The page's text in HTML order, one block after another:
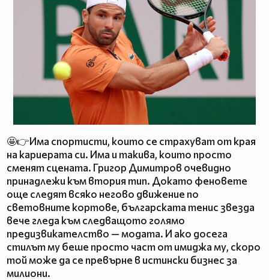
🤩👉Има спортисти, които се страхуват от края
на кариерата си. Има и такива, които просто
сменят сцената. Григор Димитров очевидно
принадлежи към втория тип. Докато феновете
още следят всяко негово движение по
световните кортове, българската тенис звезда
вече гледа към следващото голямо
предизвикателство — модата. И ако досега
стилът му беше просто част от имиджа му, скоро
той може да се превърне в истински бизнес за
милиони.